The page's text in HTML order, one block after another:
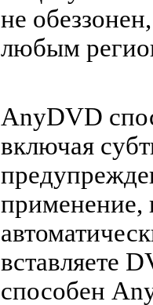
не
любым
AnyDVD
включая
применение,
вставляете
способен